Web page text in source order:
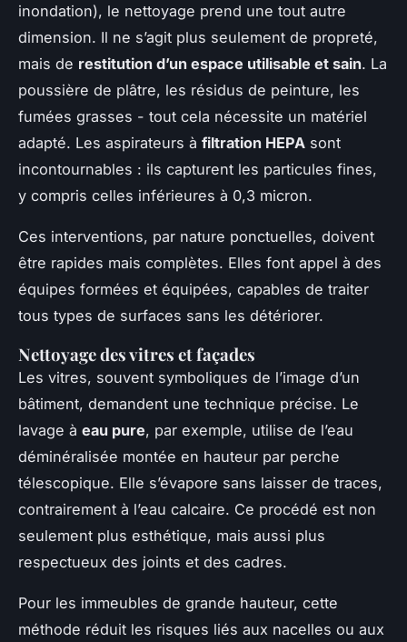
inondation), le nettoyage prend une tout autre
dimension. Il ne s’agit plus seulement de propreté,
mais de restitution d’un espace utilisable et sain. La
poussière de plâtre, les résidus de peinture, les
fumées grasses - tout cela nécessite un matériel
adapté. Les aspirateurs à filtration HEPA sont
incontournables : ils capturent les particules fines,
y compris celles inférieures à 0,3 micron.
Ces interventions, par nature ponctuelles, doivent
être rapides mais complètes. Elles font appel à des
équipes formées et équipées, capables de traiter
tous types de surfaces sans les détériorer.
Nettoyage des vitres et façades
Les vitres, souvent symboliques de l’image d’un
bâtiment, demandent une technique précise. Le
lavage à eau pure, par exemple, utilise de l’eau
déminéralisée montée en hauteur par perche
télescopique. Elle s’évapore sans laisser de traces,
contrairement à l’eau calcaire. Ce procédé est non
seulement plus esthétique, mais aussi plus
respectueux des joints et des cadres.
Pour les immeubles de grande hauteur, cette
méthode réduit les risques liés aux nacelles ou aux